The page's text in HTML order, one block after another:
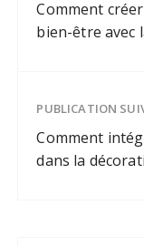
Comment
bien-être avec
PUBLICATION
Comment
dans la